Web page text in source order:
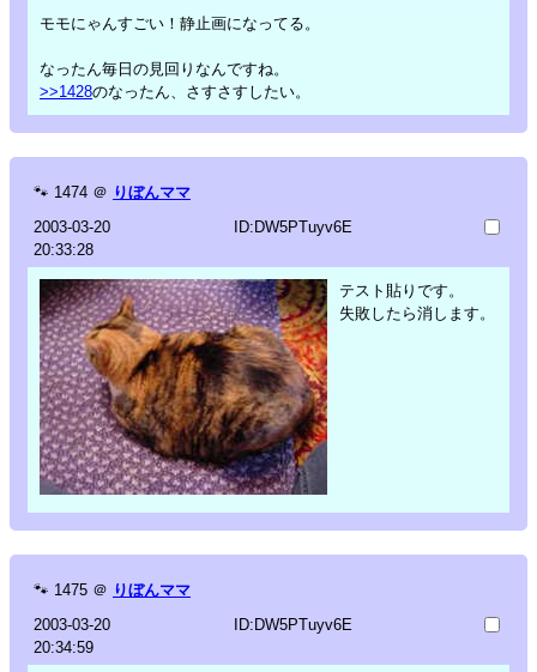
モモにゃんすごい！静止画になってる。
なったん毎日の見回りなんですね。
>>1428のなったん、さすさすしたい。
🐾 1474 ＠ りぼんママ
2003-03-20
20:33:28
ID:DW5PTuyv6E
テスト貼りです。
失敗したら消します。
🐾 1475 ＠ りぼんママ
2003-03-20
20:34:59
ID:DW5PTuyv6E